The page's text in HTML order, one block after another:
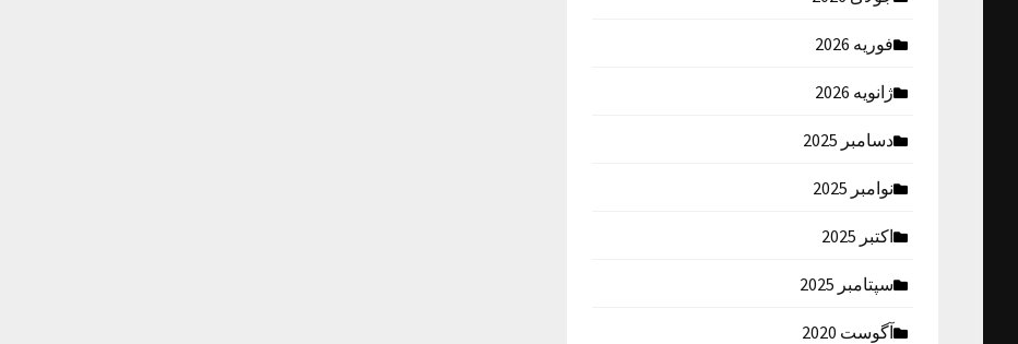
فوریه 2026
ژانویه 2026
دسامبر 2025
نوامبر 2025
اکتبر 2025
سپتامبر 2025
آگوست 2020